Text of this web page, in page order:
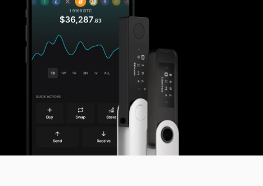
Paket-Angebote
Zubehör
Wiederherstellungslösungen
Limitierte Editionen
Alle Produkte anzeigen